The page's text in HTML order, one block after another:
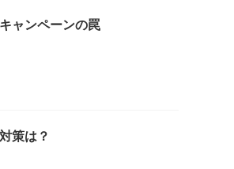
ャンペーンの罠
策は？